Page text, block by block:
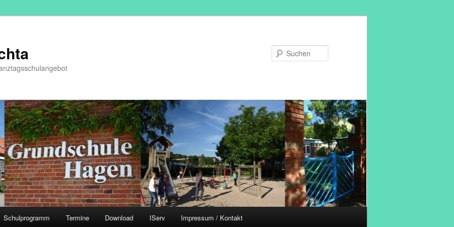
Schulprogramm Termine Download IServ Impressum / Kontakt